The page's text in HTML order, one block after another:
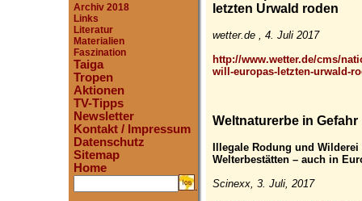
Archiv 2018
Links
Literatur
Materialien
Faszination
Taiga
Tropen
Aktionen
TV-Tipps
Newsletter
Kontakt / Impressum
Datenschutz
Sitemap
Home
.
letzten Urwald roden
wetter.de , 4. Juli 2017
http://www.wetter.de/cms/
will-europas-letzten-urwald-
Weltnaturerbe in Gefahr
Illegale Rodung und
Welterbestätten – auch in
Scinexx, 3. Juli, 2017